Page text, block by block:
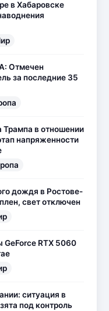
в Хабаровске
Отмечен
за последние 35
Трампа в отношении
напряженности
дождя в Ростове-
свет отключен
RTX 5060
ситуация в
под контроль